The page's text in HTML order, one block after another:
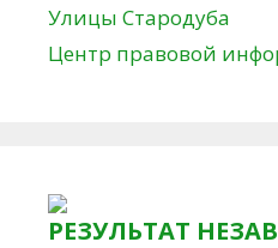
Улицы Стародуба
Центр правовой
РЕЗУЛЬТАТ